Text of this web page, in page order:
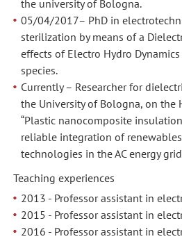
the university of Bologna.
05/04/2017– PhD in
sterilization by means of a
effects of Electro Hydro
species.
Currently – Researcher for
the University of Bologna, on the
“Plastic nanocomposite
reliable integration of
technologies in the AC energy grid
Teaching experiences
2013 - Professor assistant in
2015 - Professor assistant in
2016 - Professor assistant in